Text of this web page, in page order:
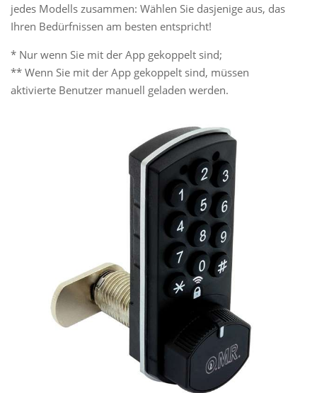
jedes Modells zusammen: Wählen Sie dasjenige aus, das
Ihren Bedürfnissen am besten entspricht!
* Nur wenn Sie mit der App gekoppelt sind;
** Wenn Sie mit der App gekoppelt sind, müssen
aktivierte Benutzer manuell geladen werden.